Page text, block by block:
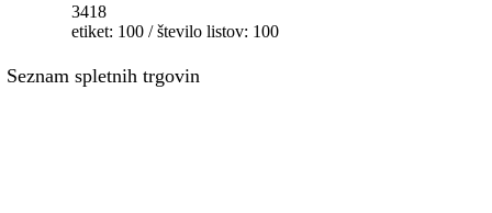
3418
etiket: 100 / število listov: 100